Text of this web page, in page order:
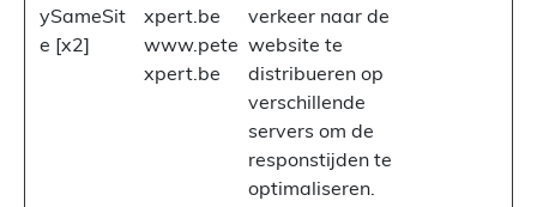
ySameSit
e [x2]
xpert.be
www.pete
xpert.be
verkeer naar de
website te
distribueren op
verschillende
servers om de
responstijden te
optimaliseren.